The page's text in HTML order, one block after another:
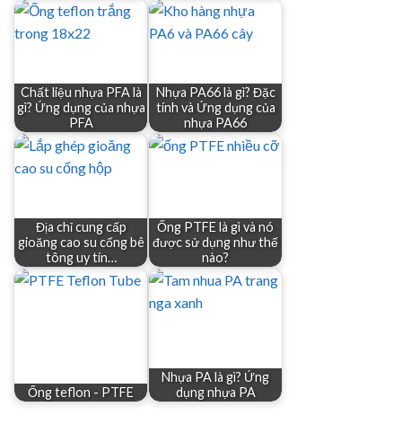
Chất liệu nhựa PFA là
gì? Ứng dụng của nhựa
PFA
Nhựa PA66 là gì? Đặc
tính và Ứng dụng của
nhựa PA66
Địa chỉ cung cấp
gioăng cao su cống bê
tông uy tín…
Ống PTFE là gì và nó
được sử dụng như thế
nào?
Ống teflon - PTFE
Nhựa PA là gì? Ứng
dụng nhựa PA